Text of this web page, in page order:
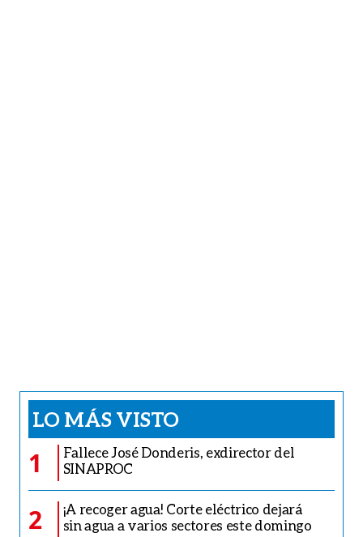
LO MÁS VISTO
1
Fallece José Donderis, exdirector del
SINAPROC
2
¡A recoger agua! Corte eléctrico dejará
sin agua a varios sectores este domingo